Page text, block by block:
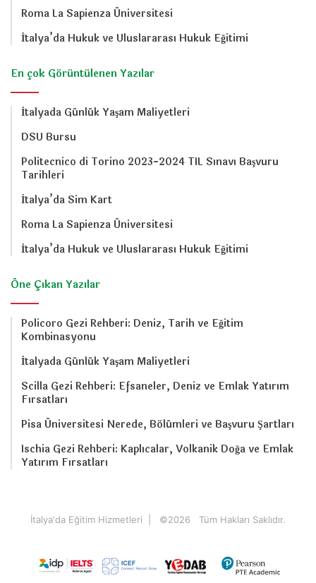
Roma La Sapienza Üniversitesi
İtalya’da Hukuk ve Uluslararası Hukuk Eğitimi
En çok Görüntülenen Yazılar
İtalyada Günlük Yaşam Maliyetleri
DSU Bursu
Politecnico di Torino 2023-2024 TIL Sınavı Başvuru
Tarihleri
İtalya’da Sim Kart
Roma La Sapienza Üniversitesi
İtalya’da Hukuk ve Uluslararası Hukuk Eğitimi
Öne Çıkan Yazılar
Policoro Gezi Rehberi: Deniz, Tarih ve Eğitim
Kombinasyonu
İtalyada Günlük Yaşam Maliyetleri
Scilla Gezi Rehberi: Efsaneler, Deniz ve Emlak Yatırım
Fırsatları
Pisa Üniversitesi Nerede, Bölümleri ve Başvuru Şartları
Ischia Gezi Rehberi: Kaplıcalar, Volkanik Doğa ve Emlak
Yatırım Fırsatları
İtalya'da Eğitim Hizmetleri | ©2026 Tüm Hakları Saklıdır.